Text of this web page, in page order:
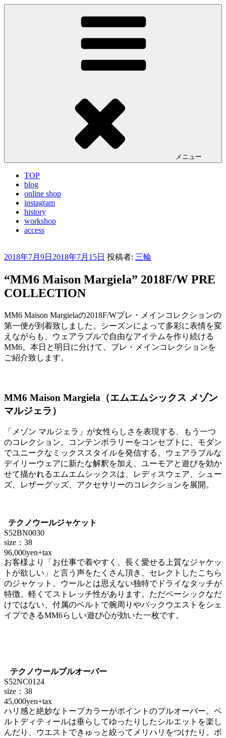
コ
LA VILLA ROUGE Blog
メニュー
TOP
blog
online shop
instagram
history
workshop
access
投
日:
2018年7月9日 2018年7月15日 投稿者: 三輪
“MM6 Maison Margiela” 2018F/W PRE
COLLECTION
MM6 Maison Margielaの2018F/Wプレ・メインコレクションの
第一便が到着致しました。シーズンによって多彩に表情を変
えながらも、ウェアラブルで自由なアイテムを作り続ける
MM6。本日と明日に分けて、プレ・メインコレクションを
ご紹介致します。
MM6 Maison Margiela（エムエムシックス メゾン
マルジェラ）
「メゾン マルジェラ」が女性らしさを表現する、もう一つ
のコレクション。コンテンポラリーをコンセプトに、モダン
でユニークなミックススタイルを発信する。ウェアラブルな
デイリーウェアに新たな解釈を加え、ユーモアと遊びを効か
せて描かれるエムエムシックスは、レディスウェア、シュー
ズ、レザーグッズ、アクセサリーのコレクションを展開。
テクノウールジャケット
S52BN0030
size：38
96,000yen+tax
お客様より「お仕事で着やすく、長く愛せる上質なジャケッ
トが欲しい」と言う声をたくさん頂き、セレクトしたこちら
のジャケット。ウールとは思えない独特でドライなタッチが
特徴。軽くてストレッチ性があります。ただベーシックなだ
けではない、付属のベルトで腕周りやバックウエストをシェ
イプできるMM6らしい遊び心が効いた一枚です。
テクノウールプルオーバー
S52NC0124
size：38
45,000yen+tax
ハリ感と絶妙なトープカラーがポイントのプルオーバー。ベ
ルトディティールは垂らしてゆったりしたシルエットを楽し
んだり、ウエストできゅっと絞ってメリハリをつけたり。ボ